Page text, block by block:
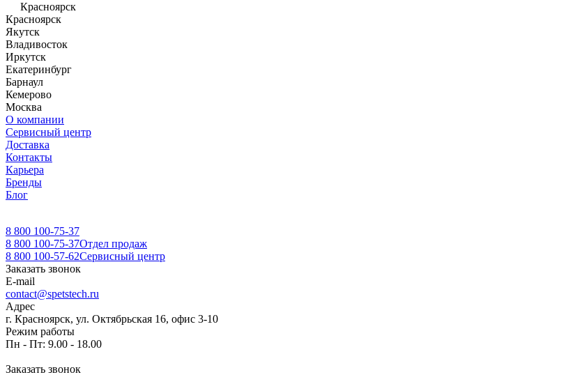
Красноярск
Красноярск
Якутск
Владивосток
Иркутск
Екатеринбург
Барнаул
Кемерово
Москва
О компании
Сервисный центр
Доставка
Контакты
Карьера
Бренды
Блог
8 800 100-75-37
8 800 100-75-37Отдел продаж
8 800 100-57-62Сервисный центр
Заказать звонок
E-mail
contact@spetstech.ru
Адрес
г. Красноярск, ул. Октябрьская 16, офис 3-10
Режим работы
Пн - Пт: 9.00 - 18.00
Заказать звонок